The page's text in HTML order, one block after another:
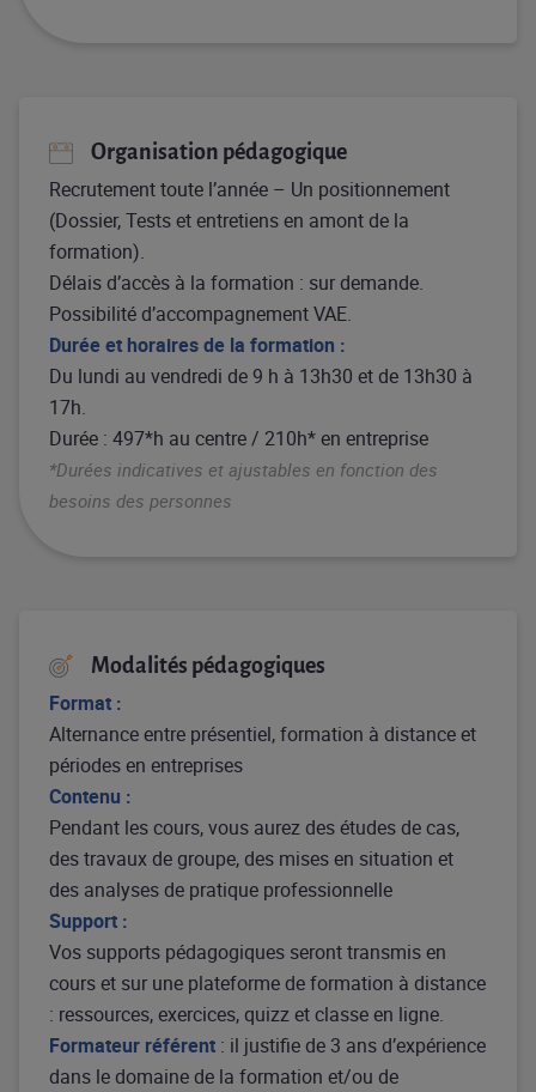
Organisation pédagogique
Recrutement toute l’année – Un positionnement
(Dossier, Tests et entretiens en amont de la
formation).
Délais d’accès à la formation : sur demande.
Possibilité d’accompagnement VAE.
Durée et horaires de la formation :
Du lundi au vendredi de 9 h à 13h30 et de 13h30 à
17h.
Durée : 497*h au centre / 210h* en entreprise
*Durées indicatives et ajustables en fonction des
besoins des personnes
Modalités pédagogiques
Format :
Alternance entre présentiel, formation à distance et
périodes en entreprises
Contenu :
Pendant les cours, vous aurez des études de cas,
des travaux de groupe, des mises en situation et
des analyses de pratique professionnelle
Support :
Vos supports pédagogiques seront transmis en
cours et sur une plateforme de formation à distance
: ressources, exercices, quizz et classe en ligne.
Formateur référent : il justifie de 3 ans d’expérience
dans le domaine de la formation et/ou de